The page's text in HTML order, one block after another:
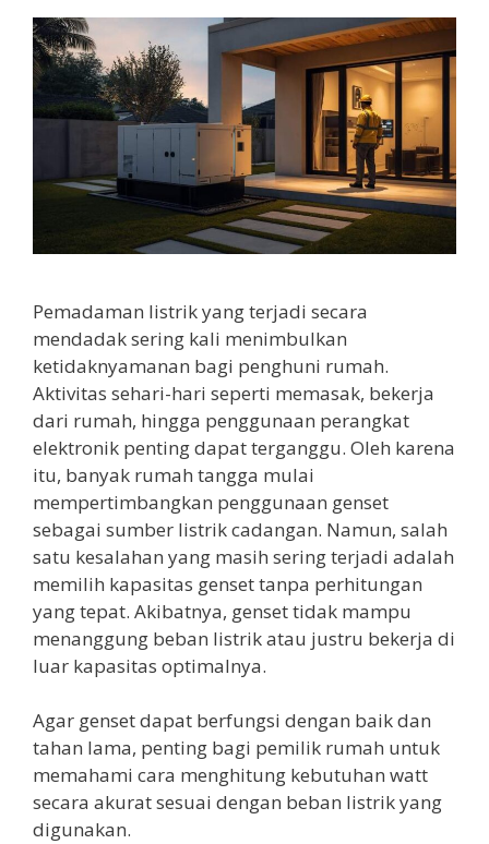
Pemadaman listrik yang terjadi secara
mendadak sering kali menimbulkan
ketidaknyamanan bagi penghuni rumah.
Aktivitas sehari-hari seperti memasak, bekerja
dari rumah, hingga penggunaan perangkat
elektronik penting dapat terganggu. Oleh karena
itu, banyak rumah tangga mulai
mempertimbangkan penggunaan genset
sebagai sumber listrik cadangan. Namun, salah
satu kesalahan yang masih sering terjadi adalah
memilih kapasitas genset tanpa perhitungan
yang tepat. Akibatnya, genset tidak mampu
menanggung beban listrik atau justru bekerja di
luar kapasitas optimalnya.
Agar genset dapat berfungsi dengan baik dan
tahan lama, penting bagi pemilik rumah untuk
memahami cara menghitung kebutuhan watt
secara akurat sesuai dengan beban listrik yang
digunakan.